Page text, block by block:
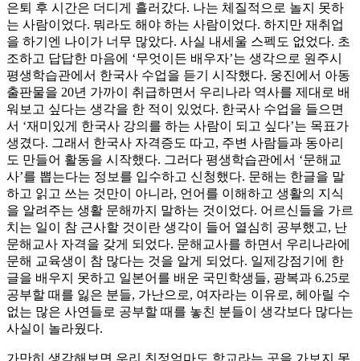
은퇴 후 시간은 더디게 흘러갔다. 나는 체질적으로 놀지 못하
는 사람이었다. 뭐라도 해야 하는 사람이었다. 하지만 재취업
을 하기엔 나이가 너무 많았다. 사실 내세울 스펙도 없었다. 초
조하고 답답한 마음에 ‘무엇이든 배우자’는 생각으로 원주시
평생학습관에서 한국사 수업을 듣기 시작했다. 웅진에서 아동
출판물을 20년 가까이 취급하면서 우리나라 역사를 제대로 배
워보고 싶다는 생각을 한 적이 있었다. 한국사 수업을 들으면
서 ‘재미있게 한국사 강의를 하는 사람이 되고 싶다’는 목표가
생겼다. 그래서 한국사 자격증도 따고, 주변 사람들과 동아리
도 만들어 활동을 시작했다. 그러다 평생학습관에서 ‘문해교
사’를 뽑는다는 정보를 입수하고 신청했다. 문해는 한글을 말
하고 읽고 쓰는 것만이 아니라, 언어를 이해하고 생활의 지식
을 알려주는 생활 문해까지 말하는 것이었다. 어르신들을 가르
치는 일이 참 근사할 것이란 생각이 들어 열심히 공부했고, 난
문해교사 자격을 갖게 되었다. 문해교사를 하면서 우리나라에
문해 교육생이 참 많다는 것을 알게 되었다. 일제강점기에 한
글을 배우지 못하고 일본어를 배운 국민학생들, 광복과 6.25로
공부할 때를 잃은 분들, 가난으로, 여자라는 이유로, 헤아릴 수
없는 많은 사연들로 공부할 때를 놓친 분들이 생각보다 많다는
사실이 놀라웠다.